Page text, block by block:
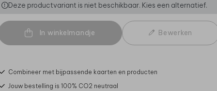
Deze productvariant is niet beschikbaar. Kies een alternatief.
In winkelmandje Bewerken
Combineer met bijpassende kaarten en producten
Jouw bestelling is 100% CO2 neutraal